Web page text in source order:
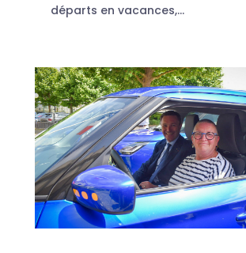
départs en vacances,...